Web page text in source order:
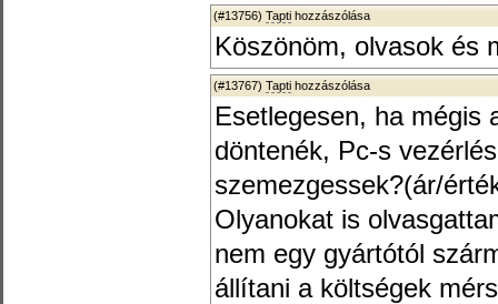
(#13756) Tapti hozzászólása
Köszönöm, olvasok és
(#13767) Tapti hozzászólása
Esetlegesen, ha mégis
döntenék, Pc-s
szemezgessek?(ár/
Olyanokat is
nem egy gyártótól
állítani a költségek